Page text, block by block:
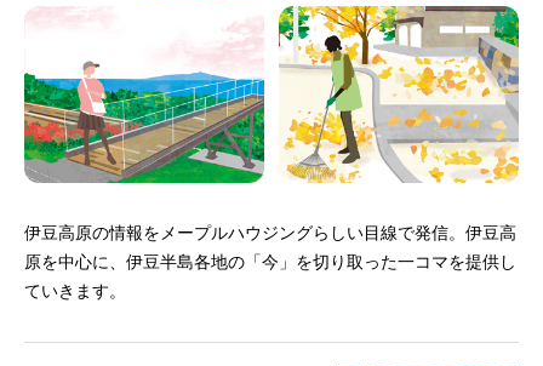
伊豆高原の情報をメープルハウジングらしい目線で発信。 伊豆高
原を中心に、伊豆半島各地の「今」を切り取った一コマを提供し
ていきます。